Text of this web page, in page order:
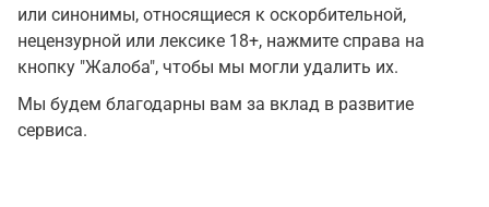
или синонимы, относящиеся к оскорбительной,
нецензурной или лексике 18+, нажмите справа на
кнопку "Жалоба", чтобы мы могли удалить их.
Мы будем благодарны вам за вклад в развитие
сервиса.